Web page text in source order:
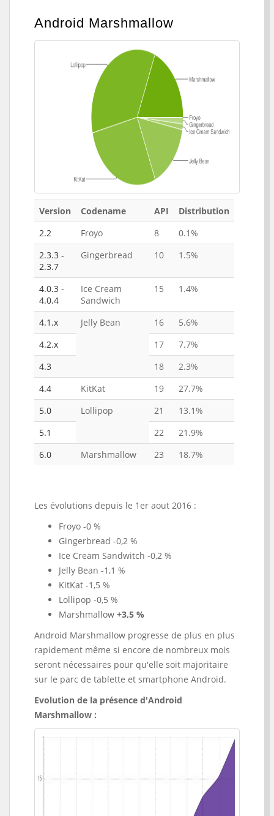
Android Marshmallow
Version Codename API
Distribution
2.2
Froyo 8
0.1%
2.3.3 -
2.3.7
Gingerbread 10 1.5%
4.0.3 -
4.0.4
Ice Cream
Sandwich
15 1.4%
4.1.x Jelly Bean 16
5.6%
4.2.x
17
7.7%
4.3
18
2.3%
4.4
KitKat 19
27.7%
5.0
Lollipop 21
13.1%
5.1
22
21.9%
6.0
Marshmallow 23 18.7%
Les évolutions depuis le 1er aout 2016 :
Froyo -0 %
Gingerbread -0,2 %
Ice Cream Sandwitch -0,2 %
Jelly Bean -1,1 %
KitKat -1,5 %
Lollipop -0,5 %
Marshmallow +3,5 %
Android Marshmallow progresse de plus en plus
rapidement même si encore de nombreux mois
seront nécessaires pour qu'elle soit majoritaire
sur le parc de tablette et smartphone Android.
Evolution de la présence d'Android
Marshmallow :